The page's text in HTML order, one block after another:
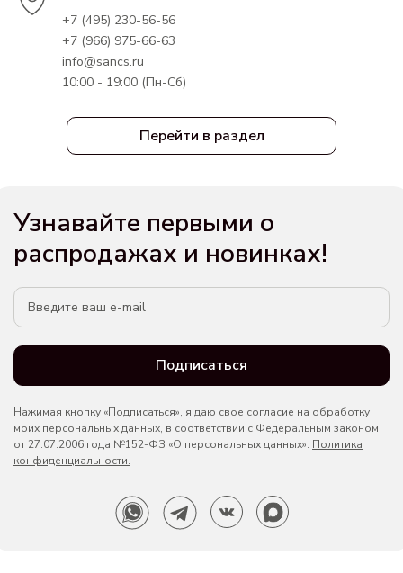
Перейти в раздел
+7 (495) 230-56-56
+7 (966) 975-66-63
info@sancs.ru
10:00 - 19:00 (Пн-Сб)
Узнавайте первыми о
распродажах и новинках!
Подписаться
Нажимая кнопку «Подписаться», я даю свое согласие на обработку
моих персональных данных, в соответствии с Федеральным законом
от 27.07.2006 года №152-ФЗ «О персональных данных». Политика
конфиденциальности.